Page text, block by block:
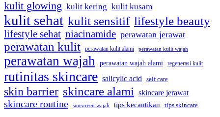
kulit glowing kulit kering kulit kusam
kulit sehat kulit sensitif lifestyle beauty
lifestyle sehat niacinamide perawatan jerawat
perawatan kulit perawatan kulit alami perawatan kulit wajah
perawatan wajah perawatan wajah alami regenerasi kulit
rutinitas skincare salicylic acid self care
skin barrier skincare alami skincare jerawat
skincare routine sunscreen wajah tips kecantikan tips skincare